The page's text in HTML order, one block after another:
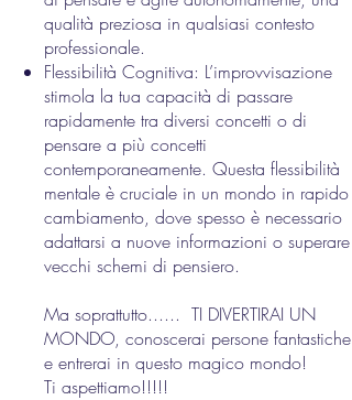
qualità preziosa in qualsiasi contesto
professionale.
Flessibilità Cognitiva: L’improvvisazione
stimola la tua capacità di passare
rapidamente tra diversi concetti o di
pensare a più concetti
contemporaneamente. Questa flessibilità
mentale è cruciale in un mondo in rapido
cambiamento, dove spesso è necessario
adattarsi a nuove informazioni o superare
vecchi schemi di pensiero.
Ma soprattutto...... TI DIVERTIRAI UN
MONDO, conoscerai persone fantastiche
e entrerai in questo magico mondo!
Ti aspettiamo!!!!!